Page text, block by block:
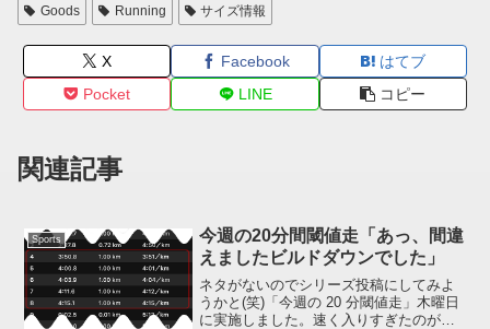
Goods Running サイズ情報
X Facebook
はてブ
Pocket
LINE コピー
関連記事
Sports
今週の20分間閾値走「あっ、間違
えましたビルドダウンでした」
ネタがないのでシリーズ投稿にしてみよ
うかと(笑)「今週の 20 分閾値走」木曜日
に実施しました。速く入りすぎたのが原